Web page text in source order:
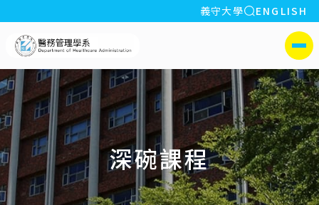
:::
義守大學 全站搜索
ENGLISH
側選單
深碗課程